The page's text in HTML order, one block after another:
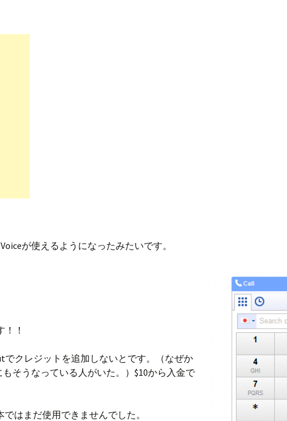
が使えるようになったみたいです。
！
でクレジットを追加しないとです。（なぜか
そうなっている人がいた。）$10から入金で
はまだ使用できませんでした。